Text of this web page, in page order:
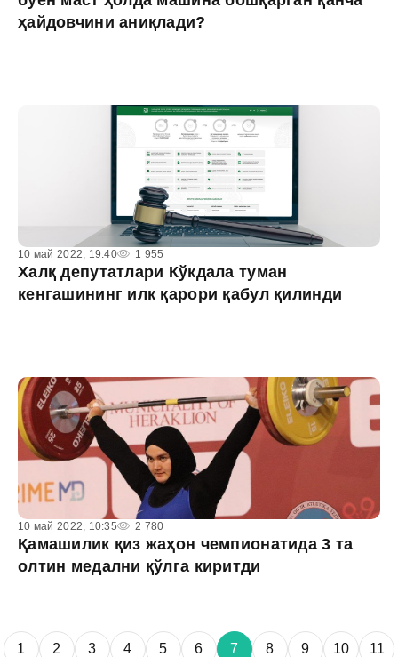
ҳайдовчини аниқлади?
10 май 2022, 19:40 1 955
Халқ депутатлари Кўкдала туман
кенгашининг илк қарори қабул қилинди
10 май 2022, 10:35 2 780
Қамашилик қиз жаҳон чемпионатида 3 та
олтин медални қўлга киритди
1 2 3 4 5 6 7 8 9 10 11